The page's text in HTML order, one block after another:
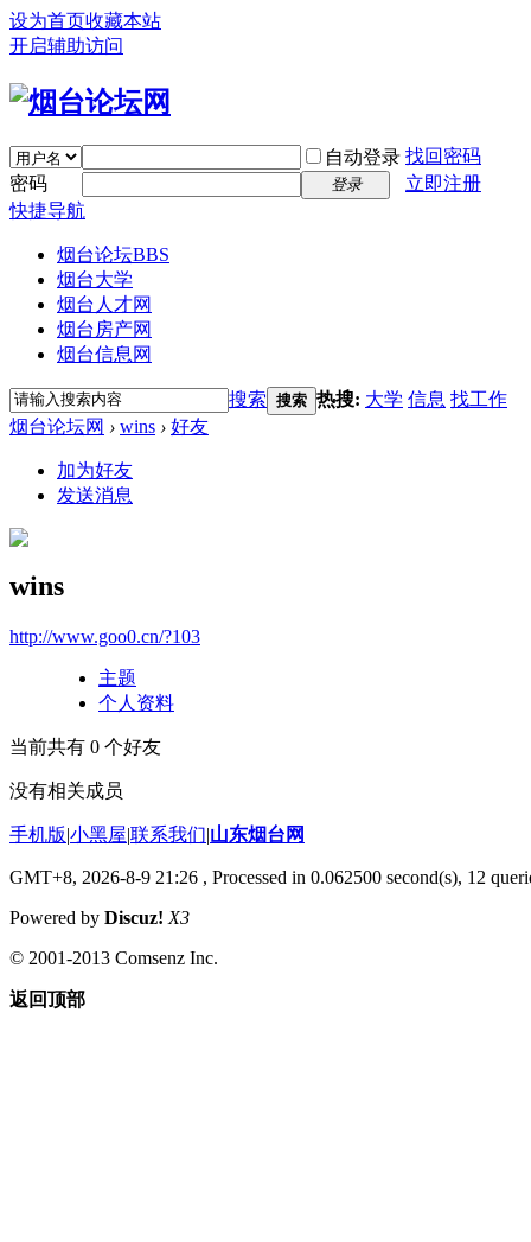
设为首页收藏本站
开启辅助访问
自动登录 找回密码
密码
登录
立即注册
快捷导航
烟台论坛BBS
烟台大学
烟台人才网
烟台房产网
烟台信息网
搜索 搜索 热搜: 大学 信息 找工作
烟台论坛网 › wins › 好友
加为好友
发送消息
wins
http://www.goo0.cn/?103
主题
个人资料
当前共有 0 个好友
没有相关成员
手机版|小黑屋|联系我们|山东烟台网
GMT+8, 2026-8-9 21:26 , Processed in 0.062500 second(s), 12
Powered by Discuz! X3
© 2001-2013 Comsenz Inc.
返回顶部